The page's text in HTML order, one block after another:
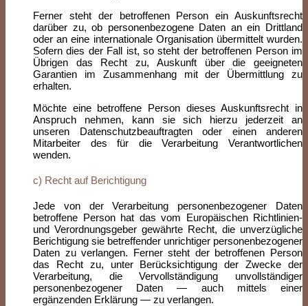
Ferner steht der betroffenen Person ein Auskunftsrecht
darüber zu, ob personenbezogene Daten an ein Drittland
oder an eine internationale Organisation übermittelt wurden.
Sofern dies der Fall ist, so steht der betroffenen Person im
Übrigen das Recht zu, Auskunft über die geeigneten
Garantien im Zusammenhang mit der Übermittlung zu
erhalten.
Möchte eine betroffene Person dieses Auskunftsrecht in
Anspruch nehmen, kann sie sich hierzu jederzeit an
unseren Datenschutzbeauftragten oder einen anderen
Mitarbeiter des für die Verarbeitung Verantwortlichen
wenden.
c) Recht auf Berichtigung
Jede von der Verarbeitung personenbezogener Daten
betroffene Person hat das vom Europäischen Richtlinien-
und Verordnungsgeber gewährte Recht, die unverzügliche
Berichtigung sie betreffender unrichtiger personenbezogener
Daten zu verlangen. Ferner steht der betroffenen Person
das Recht zu, unter Berücksichtigung der Zwecke der
Verarbeitung, die Vervollständigung unvollständiger
personenbezogener Daten — auch mittels einer
ergänzenden Erklärung — zu verlangen.